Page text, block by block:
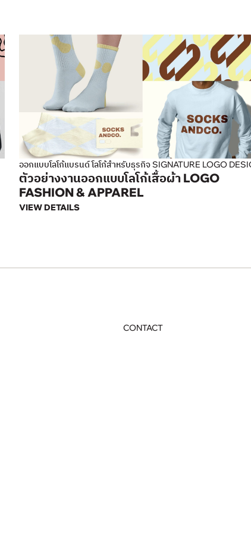
ออกแบบโลโก้แบรนด์ โลโก้สำหรับธุรกิจ SIGNATURE LOGO
ตัวอย่างงานออกแบบโลโก้เสื้อผ้า LOGO
FASHION & APPAREL
VIEW DETAILS
CONTACT